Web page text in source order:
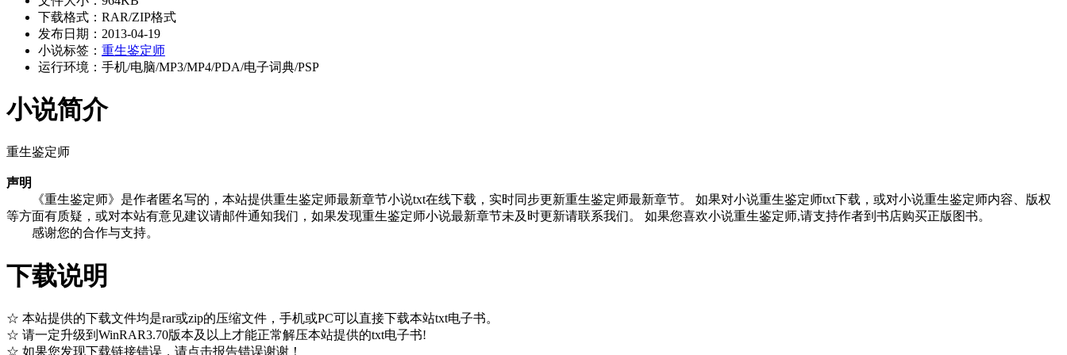
下载格式：RAR/ZIP格式
发布日期：2013-04-19
小说标签： 重生鉴定师
运行环境：手机/电脑/MP3/MP4/PDA/电子词典/PSP
小说简介
重生鉴定师
声明
《重生鉴定师》是作者匿名写的，本站提供重生鉴定师最新章节小说txt在线下载，实时同步更新重生鉴定师最新章节。 如果对小说重生鉴定师txt下载，或对小说重生鉴定师内容、版权
等方面有质疑，或对本站有意见建议请邮件通知我们，如果发现重生鉴定师小说最新章节未及时更新请联系我们。 如果您喜欢小说重生鉴定师,请支持作者到书店购买正版图书。
感谢您的合作与支持。
下载说明
☆ 本站提供的下载文件均是rar或zip的压缩文件，手机或PC可以直接下载本站txt电子书。
☆ 请一定升级到WinRAR3.70版本及以上才能正常解压本站提供的txt电子书!
☆ 如果您发现下载链接错误，请点击报告错误谢谢！